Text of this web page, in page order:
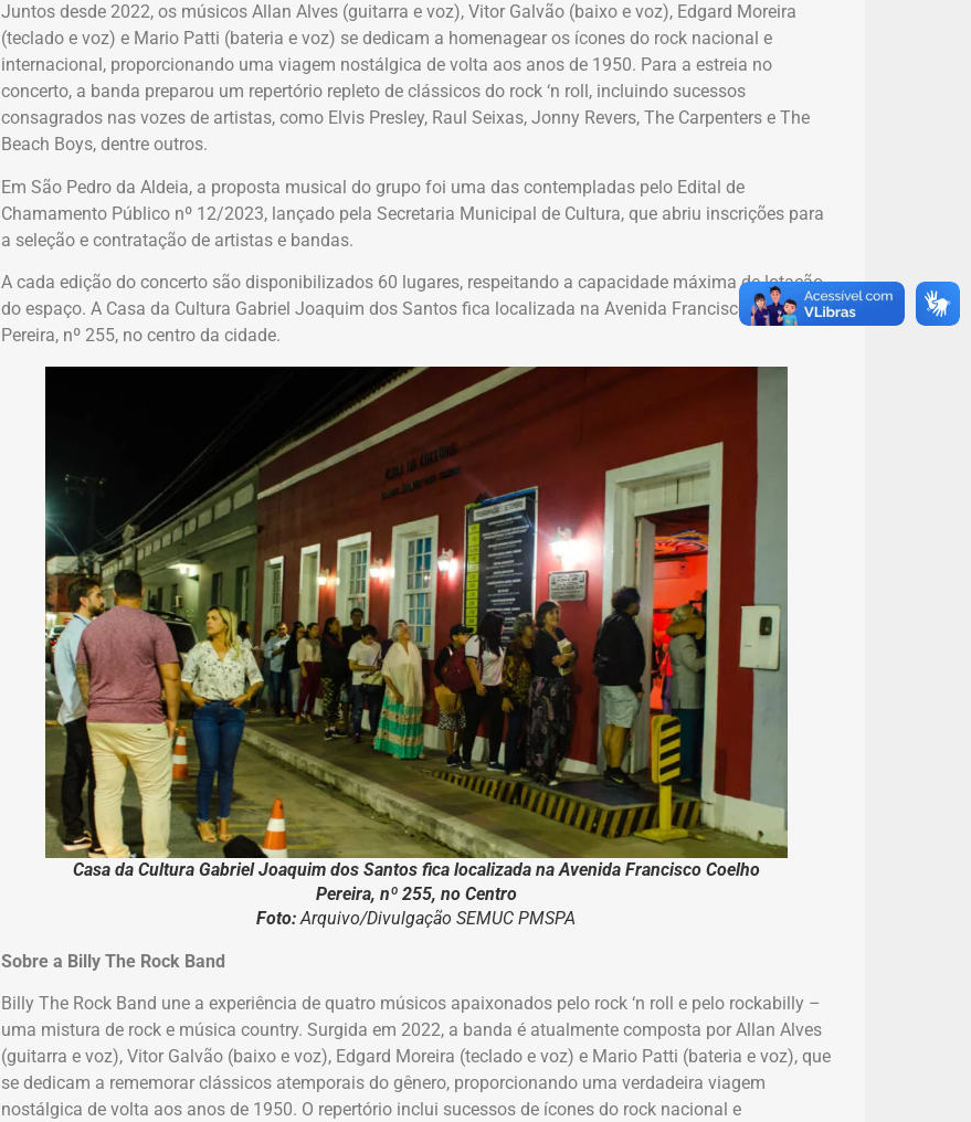
Juntos desde 2022, os músicos Allan Alves (guitarra e voz), Vitor Galvão (baixo e voz), Edgard Moreira
(teclado e voz) e Mario Patti (bateria e voz) se dedicam a homenagear os ícones do rock nacional e
internacional, proporcionando uma viagem nostálgica de volta aos anos de 1950. Para a estreia no
concerto, a banda preparou um repertório repleto de clássicos do rock ‘n roll, incluindo sucessos
consagrados nas vozes de artistas, como Elvis Presley, Raul Seixas, Jonny Revers, The Carpenters e The
Beach Boys, dentre outros.
Em São Pedro da Aldeia, a proposta musical do grupo foi uma das contempladas pelo Edital de
Chamamento Público nº 12/2023, lançado pela Secretaria Municipal de Cultura, que abriu inscrições para
a seleção e contratação de artistas e bandas.
A cada edição do concerto são disponibilizados 60 lugares, respeitando a capacidade máxima de lotação
do espaço. A Casa da Cultura Gabriel Joaquim dos Santos fica localizada na Avenida Francisco Coelho
Pereira, nº 255, no centro da cidade.
Casa da Cultura Gabriel Joaquim dos Santos fica localizada na Avenida Francisco Coelho
Pereira, nº 255, no Centro
Foto:Arquivo/Divulgação SEMUC PMSPA
Sobre a Billy The Rock Band
Billy The Rock Band une a experiência de quatro músicos apaixonados pelo rock ‘n roll e pelo rockabilly –
uma mistura de rock e música country. Surgida em 2022, a banda é atualmente composta por Allan Alves
(guitarra e voz), Vitor Galvão (baixo e voz), Edgard Moreira (teclado e voz) e Mario Patti (bateria e voz), que
se dedicam a rememorar clássicos atemporais do gênero, proporcionando uma verdadeira viagem
nostálgica de volta aos anos de 1950. O repertório inclui sucessos de ícones do rock nacional e